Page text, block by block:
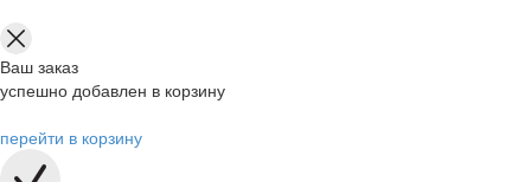
Ваш заказ
успешно добавлен в корзину
перейти в корзину